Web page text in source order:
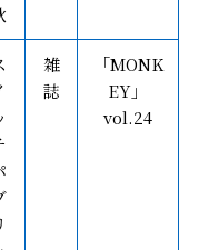
雑
誌
「MONK
EY」
vol.24